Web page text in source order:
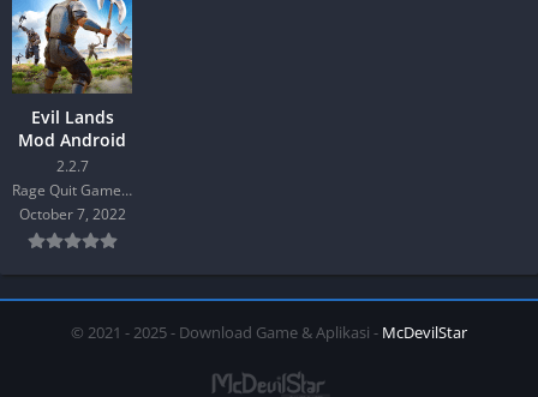
Evil Lands
Mod Android
2.2.7
Rage Quit Games LLC
October 7, 2022
© 2021 - 2025 - Download Game & Aplikasi - McDevilStar